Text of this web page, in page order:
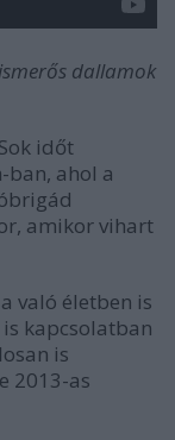
dallamok
időt
ahol a
amikor vihart
a való életben is
kapcsolatban
is
2013-as